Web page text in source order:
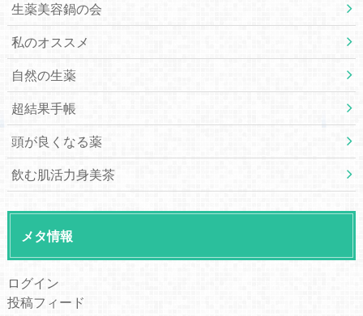
生薬美容鍋の会
私のオススメ
自然の生薬
超結果手帳
頭が良くなる薬
飲む肌活力身美茶
メタ情報
ログイン
投稿フィード